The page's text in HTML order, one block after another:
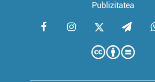
Publizitatea